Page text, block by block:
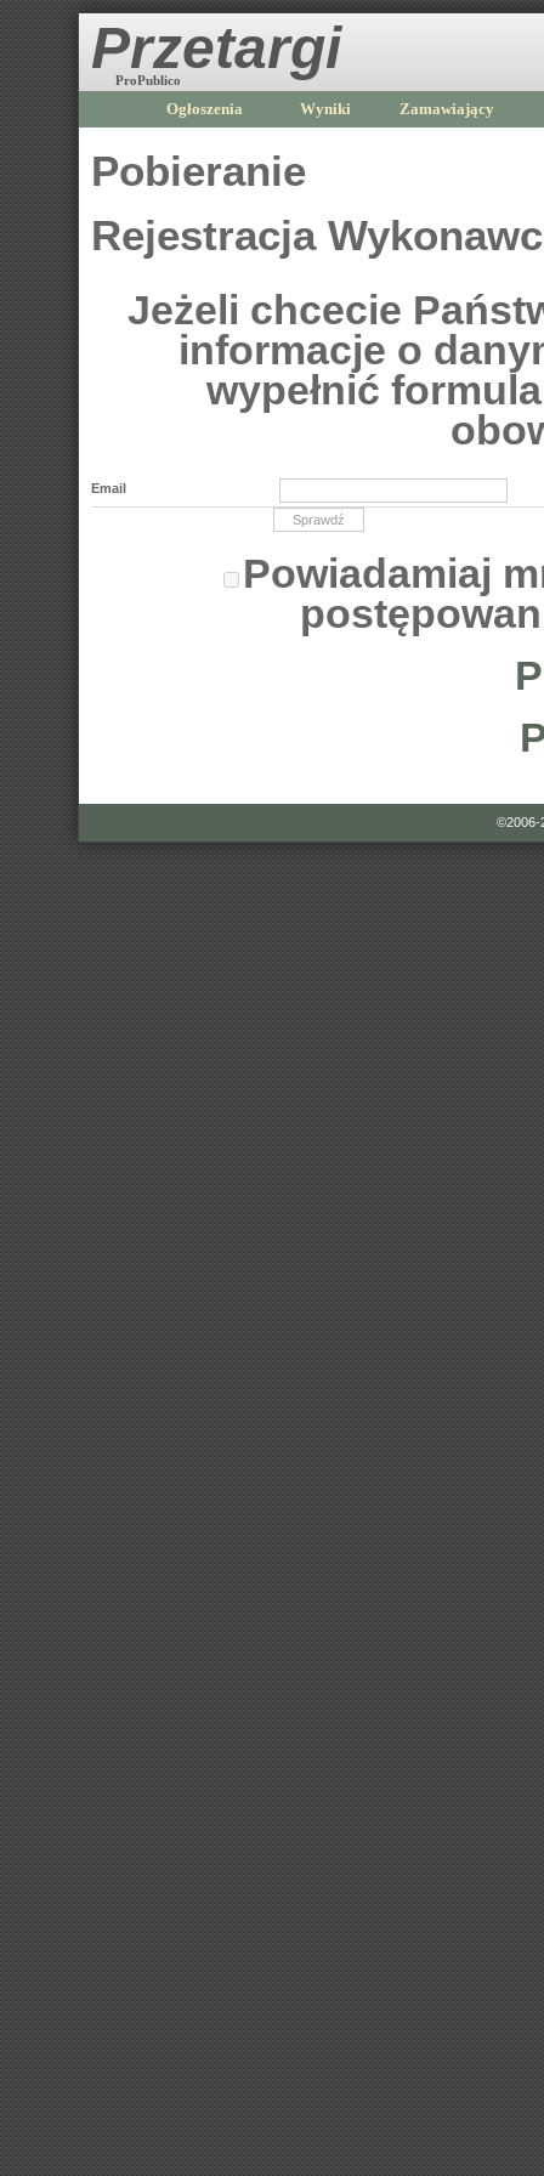
Przetargi
ProPublico
Ogłoszenia Wyniki Zamawiający
Pobieranie
Rejestracja
Jeżeli chcecie
informacje o
wypełnić
Email
Powiadamiaj
©2006-